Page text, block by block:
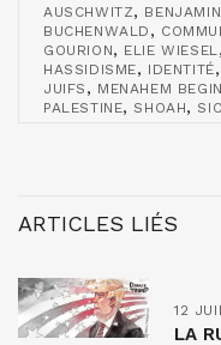
AUSCHWITZ,
BUCHENWALD ,
GOURION, ELIE WIESEL,
HASSIDISME, IDENTITÉ,
JUIFS , MENAHEM BEGIN
PALESTINE, SHOAH,
ARTICLES LIÉS
12
LA